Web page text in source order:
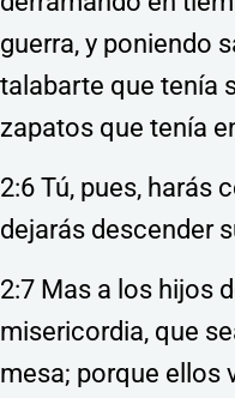
guerra, y poniendo
talabarte que tenía
zapatos que tenía
2:6 Tú, pues, harás
dejarás descender
2:7 Mas a los hijos
misericordia, que
mesa; porque ellos